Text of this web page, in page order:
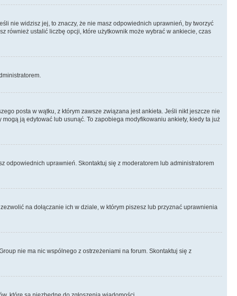
nie widzisz jej, to znaczy, że nie masz odpowiednich uprawnień, by tworzyć
również ustalić liczbę opcji, które użytkownik może wybrać w ankiecie, czas
posta w wątku, z którym zawsze związana jest ankieta. Jeśli nikt jeszcze nie
ją edytować lub usunąć. To zapobiega modyfikowaniu ankiety, kiedy ta już
odpowiednich uprawnień. Skontaktuj się z moderatorem lub administratorem
na dołączanie ich w dziale, w którym piszesz lub przyznać uprawnienia
nie ma nic wspólnego z ostrzeżeniami na forum. Skontaktuj się z